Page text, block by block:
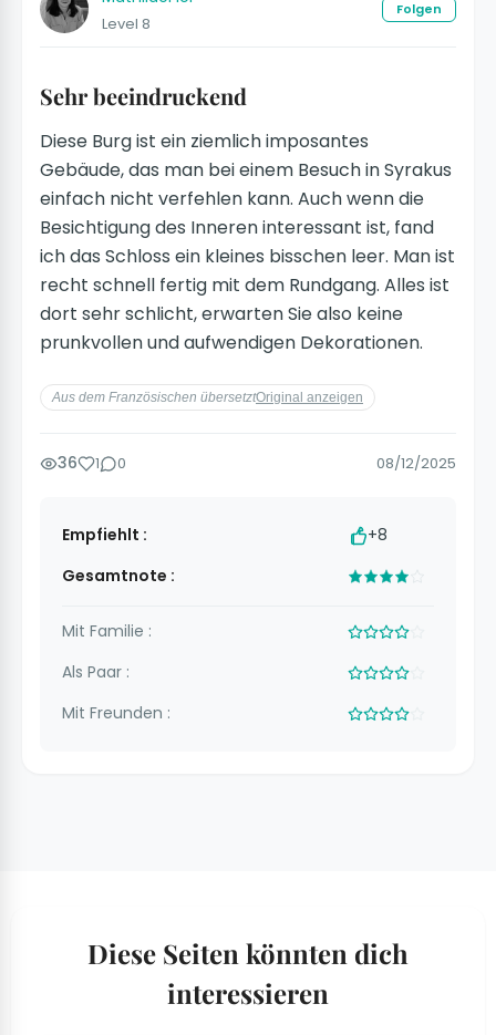
Level 8
Folgen
Sehr beeindruckend
Diese Burg ist ein ziemlich imposantes
Gebäude, das man bei einem Besuch in Syrakus
einfach nicht verfehlen kann. Auch wenn die
Besichtigung des Inneren interessant ist, fand
ich das Schloss ein kleines bisschen leer. Man ist
recht schnell fertig mit dem Rundgang. Alles ist
dort sehr schlicht, erwarten Sie also keine
prunkvollen und aufwendigen Dekorationen.
Aus dem Französischen übersetztOriginal anzeigen
36 1 0 08/12/2025
Empfiehlt :
+8
Gesamtnote :
Mit Familie :
Als Paar :
Mit Freunden :
Diese Seiten könnten dich
interessieren